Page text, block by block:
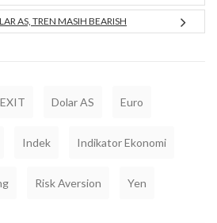
AS, TREN MASIH BEARISH
Dolar AS Euro
Indek Indikator Ekonomi
Risk Aversion Yen